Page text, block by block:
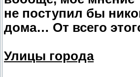
не поступил бы
дома… От всего
Улицы города